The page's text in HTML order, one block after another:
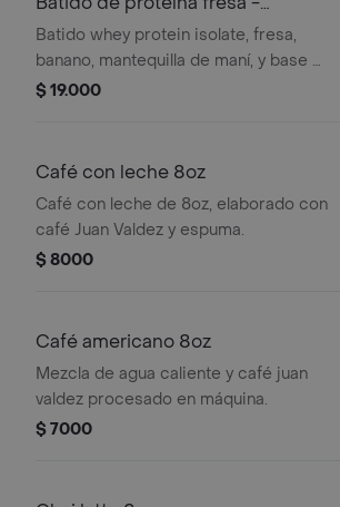
banano 16oz
Batido whey protein isolate, fresa,
banano, mantequilla de maní, y base a
elección. .
$ 19.000
Café con leche 8oz
Café con leche de 8oz, elaborado con
café Juan Valdez y espuma.
$ 8000
Café americano 8oz
Mezcla de agua caliente y café juan
valdez procesado en máquina.
$ 7000